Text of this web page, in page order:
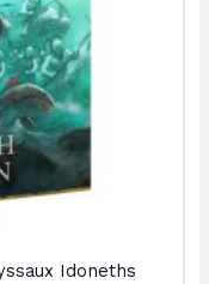
Idoneths